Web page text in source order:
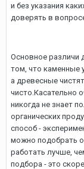
и без указания
доверять в
Основное различи
том, что каменные
а древесные
чисто.Касательно
никогда не знает
органических
способ -
можно подобрать
работать лучше,
подбора - это